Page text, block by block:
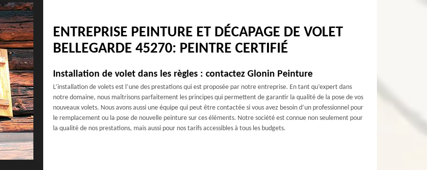
ENTREPRISE PEINTURE ET DÉCAPAGE DE VOLET
BELLEGARDE 45270: PEINTRE CERTIFIÉ
Installation de volet dans les règles : contactez Glonin Peinture
L’installation de volets est l’une des prestations qui est proposée par notre entreprise. En tant qu’expert dans
notre domaine, nous maîtrisons parfaitement les principes qui permettent de garantir la qualité de la pose de vos
nouveaux volets. Nous avons aussi une équipe qui peut être contactée si vous avez besoin d’un professionnel pour
le remplacement ou la pose de nouvelle peinture sur ces éléments. Notre société est connue non seulement pour
la qualité de nos prestations, mais aussi pour nos tarifs accessibles à tous les budgets.